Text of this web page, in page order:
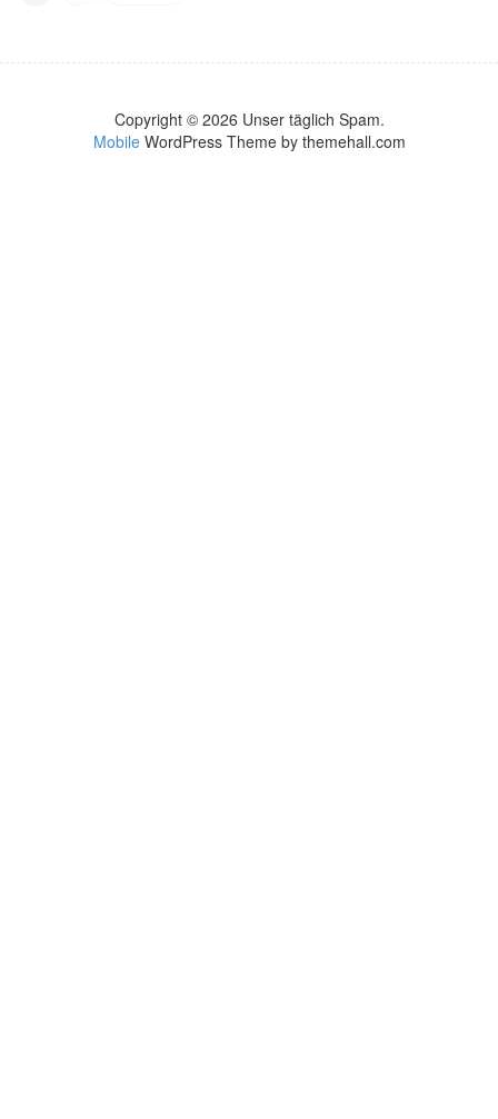
Copyright © 2026 Unser täglich Spam.
MobileWordPress Theme by themehall.com